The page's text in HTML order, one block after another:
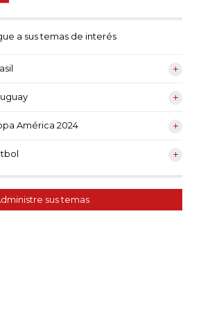
a sus temas de interés
América 2024
sus temas